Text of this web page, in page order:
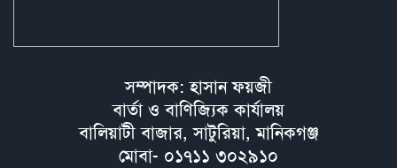
সম্পাদক: হাসান ফয়জী
বার্তা ও বাণিজ্যিক কার্যালয়
বালিয়াটী বাজার, সাটুরিয়া, মানিকগঞ্জ
মোবা- ০১৭১১ ৩০২৯১০